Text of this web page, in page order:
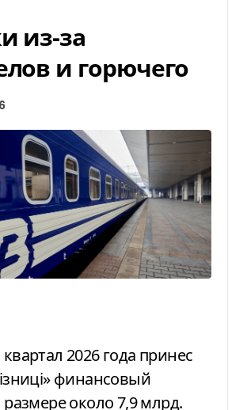
из-за
и горючего
финансовый
около 7,9 млрд.